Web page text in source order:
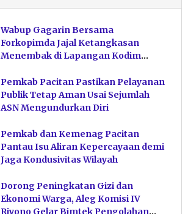
Wabup Gagarin Bersama
Forkopimda Jajal Ketangkasan
Menembak di Lapangan Kodim
Pemkab Pacitan Pastikan Pelayanan
Publik Tetap Aman Usai Sejumlah
ASN Mengundurkan Diri
Pemkab dan Kemenag Pacitan
Pantau Isu Aliran Kepercayaan demi
Jaga Kondusivitas Wilayah
Dorong Peningkatan Gizi dan
Ekonomi Warga, Aleg Komisi IV
Riyono Gelar Bimtek Pengolahan